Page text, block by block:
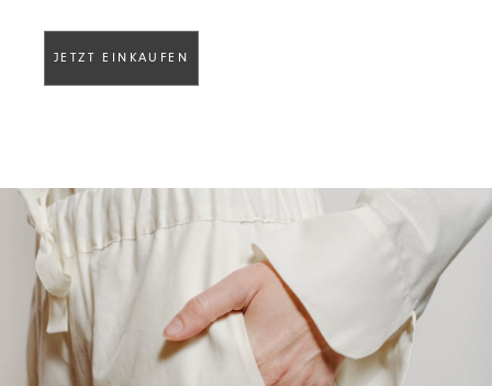
JETZT EINKAUFEN